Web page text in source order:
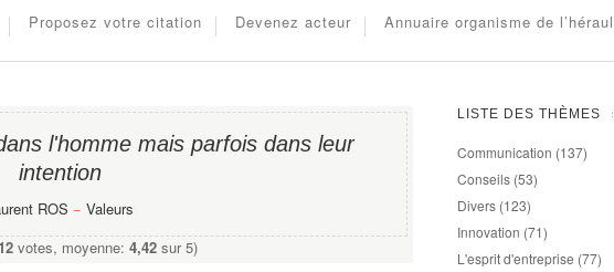
Proposez votre citation Devenez acteur Annuaire organisme de
l'homme mais parfois dans leur
intention
ROS − Valeurs
votes, moyenne: 4,42sur 5)
LISTE DES THÈMES
Communication (137)
Conseils (53)
Divers (123)
Innovation (71)
L'esprit d'entreprise (77)